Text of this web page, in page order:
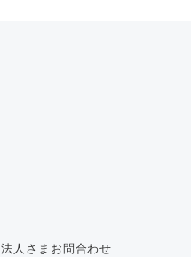
法人さまお問合わせ